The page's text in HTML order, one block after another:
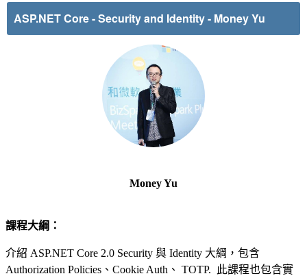
ASP.NET Core - Security and Identity- Money Yu
Money Yu
課程大綱：
介紹 ASP.NET Core 2.0 Security 與 Identity 大綱，包含
Authorization Policies 、 Cookie Auth 、 TOTP.
此課程也包含實